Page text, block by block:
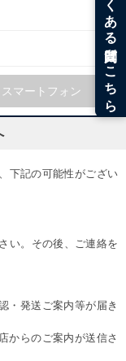
スマートフォン
下記の可能性がござい
い。その後、ご連絡を
・発送ご案内等が届き
からのご案内が送信さ